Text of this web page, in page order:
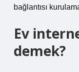
bağlantısı
Ev
demek?